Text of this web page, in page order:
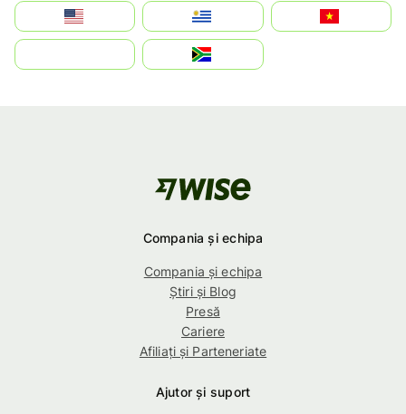
Estados Unidos
Uruguay
Việt Nam
بالعربية
South Africa
Compania și echipa
Compania și echipa
Știri și Blog
Presă
Cariere
Afiliați și Parteneriate
Ajutor și suport